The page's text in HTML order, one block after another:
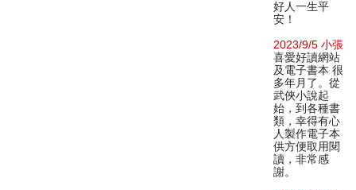
好人一生平
安！
2023/9/5 小張
喜愛好讀網站
及電子書本 很
多年月了。從
武俠小說起
始，到各種書
類，幸得有心
人製作電子本
供方便取用閱
讀，非常感
謝。